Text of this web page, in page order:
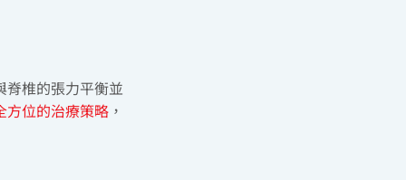
脊椎的張力平衡並
方位的治療策略 ，